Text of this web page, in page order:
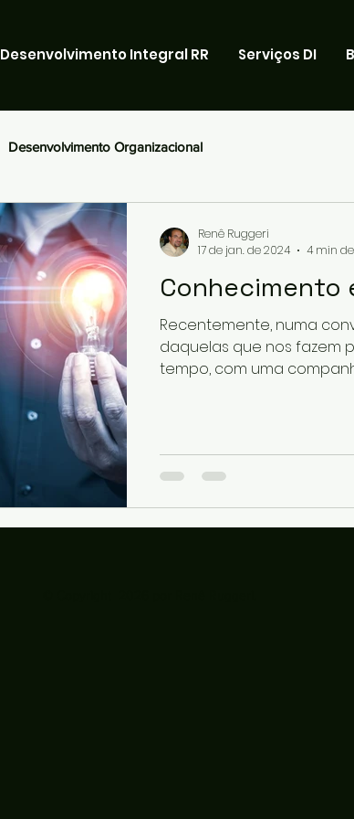
Desenvolvimento Integral RR Serviços DI
Desenvolvimento Organizacional
Conhecimento
Recentemente, numa
daquelas que nos fazem
tempo, com uma
seguida acabamos
e deixamos a resposta no
discussão, mas que vale
Renê Ruggeri
17 de jan. de 2024
4 min